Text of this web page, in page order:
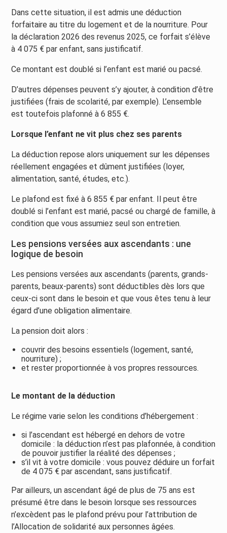
Dans cette situation, il est admis une déduction
forfaitaire au titre du logement et de la nourriture. Pour
la déclaration 2026 des revenus 2025, ce forfait s’élève
à 4 075 € par enfant, sans justificatif.
Ce montant est doublé si l’enfant est marié ou pacsé.
D’autres dépenses peuvent s’y ajouter, à condition d’être
justifiées (frais de scolarité, par exemple). L’ensemble
est toutefois plafonné à 6 855 €.
Lorsque l’enfant ne vit plus chez ses parents
La déduction repose alors uniquement sur les dépenses
réellement engagées et dûment justifiées (loyer,
alimentation, santé, études, etc.).
Le plafond est fixé à 6 855 € par enfant. Il peut être
doublé si l’enfant est marié, pacsé ou chargé de famille, à
condition que vous assumiez seul son entretien.
Les pensions versées aux ascendants : une
logique de besoin
Les pensions versées aux ascendants (parents, grands-
parents, beaux-parents) sont déductibles dès lors que
ceux-ci sont dans le besoin et que vous êtes tenu à leur
égard d’une obligation alimentaire.
La pension doit alors :
couvrir des besoins essentiels (logement, santé,
nourriture) ;
et rester proportionnée à vos propres ressources.
Le montant de la déduction
Le régime varie selon les conditions d’hébergement :
si l’ascendant est hébergé en dehors de votre
domicile : la déduction n’est pas plafonnée, à condition
de pouvoir justifier la réalité des dépenses ;
s’il vit à votre domicile : vous pouvez déduire un forfait
de 4 075 € par ascendant, sans justificatif.
Par ailleurs, un ascendant âgé de plus de 75 ans est
présumé être dans le besoin lorsque ses ressources
n’excèdent pas le plafond prévu pour l’attribution de
l’Allocation de solidarité aux personnes âgées.